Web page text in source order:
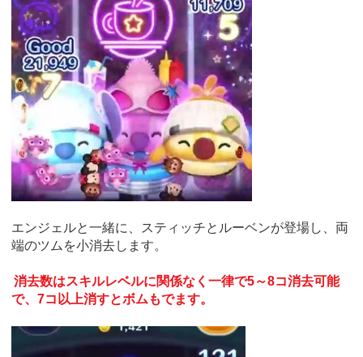
エンジェルと一緒に、スティッチとルーベンが登場し、両
端のツムを小消去します。
消去数はスキルレベルに関係なく一律で5～8コ消去可能
で、7コ以上消すとボムもでます。